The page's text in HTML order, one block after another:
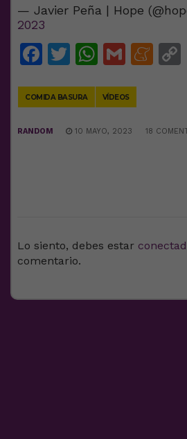
— Javier Peña | Hope
2023
Facebook
TwitterGmail
COMIDA BASURA VÍDEOS
RANDOM 10 MAYO, 2023 18
Lo siento, debes estar
comentario.